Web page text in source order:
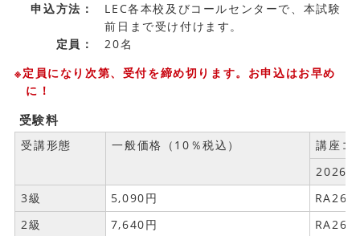
申込方法：
LEC各本校及びコールセンターで、本試験
前日まで受け付けます。
定員：
20名
※定員になり次第、受付を締め切ります。お申込はお早め
に！
受験料
受講形態 一般価格（10％税込）
講座コ
2026
3級
5,090円
2級
7,640円